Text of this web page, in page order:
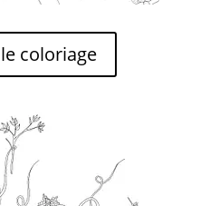
coloriage